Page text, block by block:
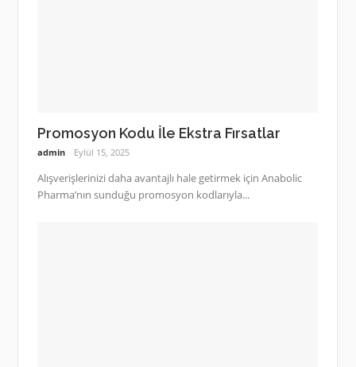
Promosyon Kodu İle Ekstra Fırsatlar
admin Eylül 15, 2025
Alışverişlerinizi daha avantajlı hale getirmek için Anabolic
Pharma’nın sunduğu promosyon kodlarıyla...